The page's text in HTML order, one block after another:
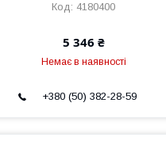
4180400
5 346 ₴
Немає в наявності
+380 (50) 382-28-59